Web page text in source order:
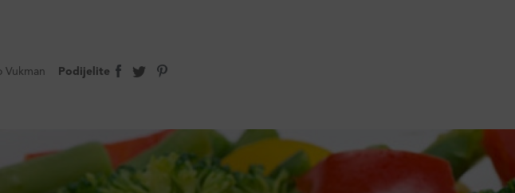
Vukman Podijelite